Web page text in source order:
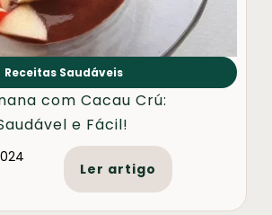
Receitas Saudáveis
com Cacau Crú:
e Fácil!
Ler artigo